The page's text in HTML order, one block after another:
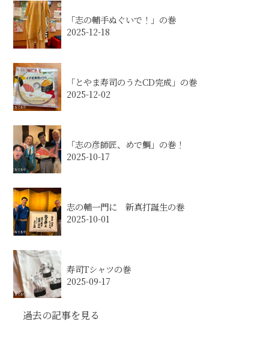
「志の輔手ぬぐいで！」の巻
2025-12-18
「とやま寿司のうたCD完成」の巻
2025-12-02
「志の彦師匠、めで鯛」の巻！
2025-10-17
志の輔一門に 新真打誕生の巻
2025-10-01
寿司Tシャツの巻
2025-09-17
過去の記事を見る